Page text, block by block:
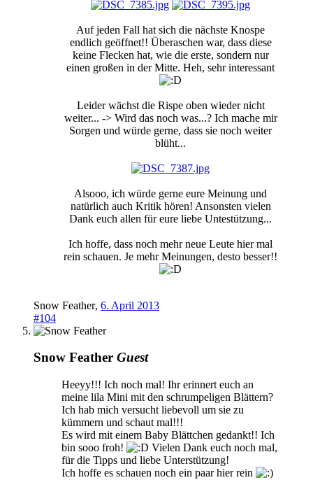
Auf jeden Fall hat sich die nächste Knospe
endlich geöffnet!! Überaschen war, dass diese
keine Flecken hat, wie die erste, sondern nur
einen großen in der Mitte. Heh, sehr interessant
Leider wächst die Rispe oben wieder nicht
weiter... -> Wird das noch was...? Ich mache mir
Sorgen und würde gerne, dass sie noch weiter
blüht...
Alsooo, ich würde gerne eure Meinung und
natürlich auch Kritik hören! Ansonsten vielen
Dank euch allen für eure liebe Untestützung...
Ich hoffe, dass noch mehr neue Leute hier mal
rein schauen. Je mehr Meinungen, desto besser!!
Snow Feather, 6. April 2013
#104
Snow Feather Guest
Heeyy!!! Ich noch mal! Ihr erinnert euch an
meine lila Mini mit den schrumpeligen Blättern?
Ich hab mich versucht liebevoll um sie zu
kümmern und schaut mal!!!
Es wird mit einem Baby Blättchen gedankt!! Ich
bin sooo froh!
Vielen Dank euch noch mal,
für die Tipps und liebe Unterstützung!
Ich hoffe es schauen noch ein paar hier rein